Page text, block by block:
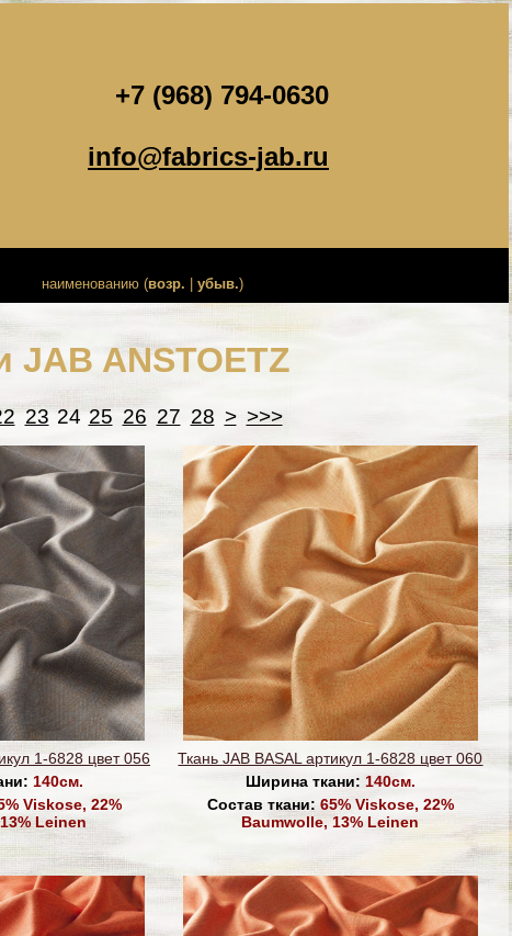
+7 (968) 794-0630
info@fabrics-jab.ru
наименованию (возр. убыв.)
ANSTOETZ
23 24 25 26 27 28 > >>>
1-6828 цвет 056
140см.
Viskose, 22%
Leinen
Ткань JAB BASAL артикул 1-6828 цвет 060
Ширина ткани: 140см.
Состав ткани: 65% Viskose, 22%
Baumwolle, 13% Leinen